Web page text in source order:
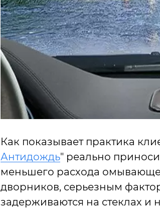
Как показывает практика
Антидождь" реально
меньшего расхода
дворников, серьезным
задерживаются на стеклах